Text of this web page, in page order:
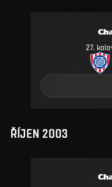
27. kolo
ŘÍJEN 2003